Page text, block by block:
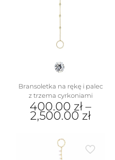
Opcje
można
stronie
produktu
Bransoletka na rękę i palec
z trzema cyrkoniami
400.00 zł –
2,500.00 zł
produkt
ma
wiele